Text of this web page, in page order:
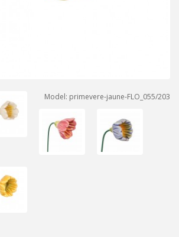
Model: primevere-jaune-FLO_055/203